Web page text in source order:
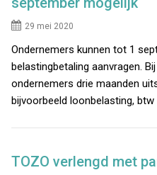
29 mei 2020
Ondernemers kunnen tot 1
belastingbetaling aanvragen.
ondernemers drie maanden
bijvoorbeeld loonbelasting, btw
TOZO verlengd met